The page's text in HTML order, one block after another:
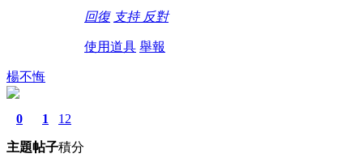
回復 支持 反對
使用道具 舉報
楊不悔
0
主題
1
帖子
12
積分